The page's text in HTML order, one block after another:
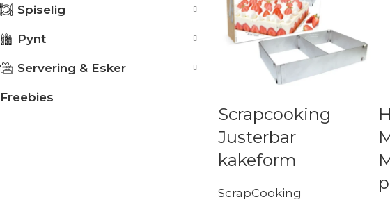
Spiselig
Pynt
Servering & Esker
Freebies
Scrapcooking
Justerbar
kakeform
ScrapCooking